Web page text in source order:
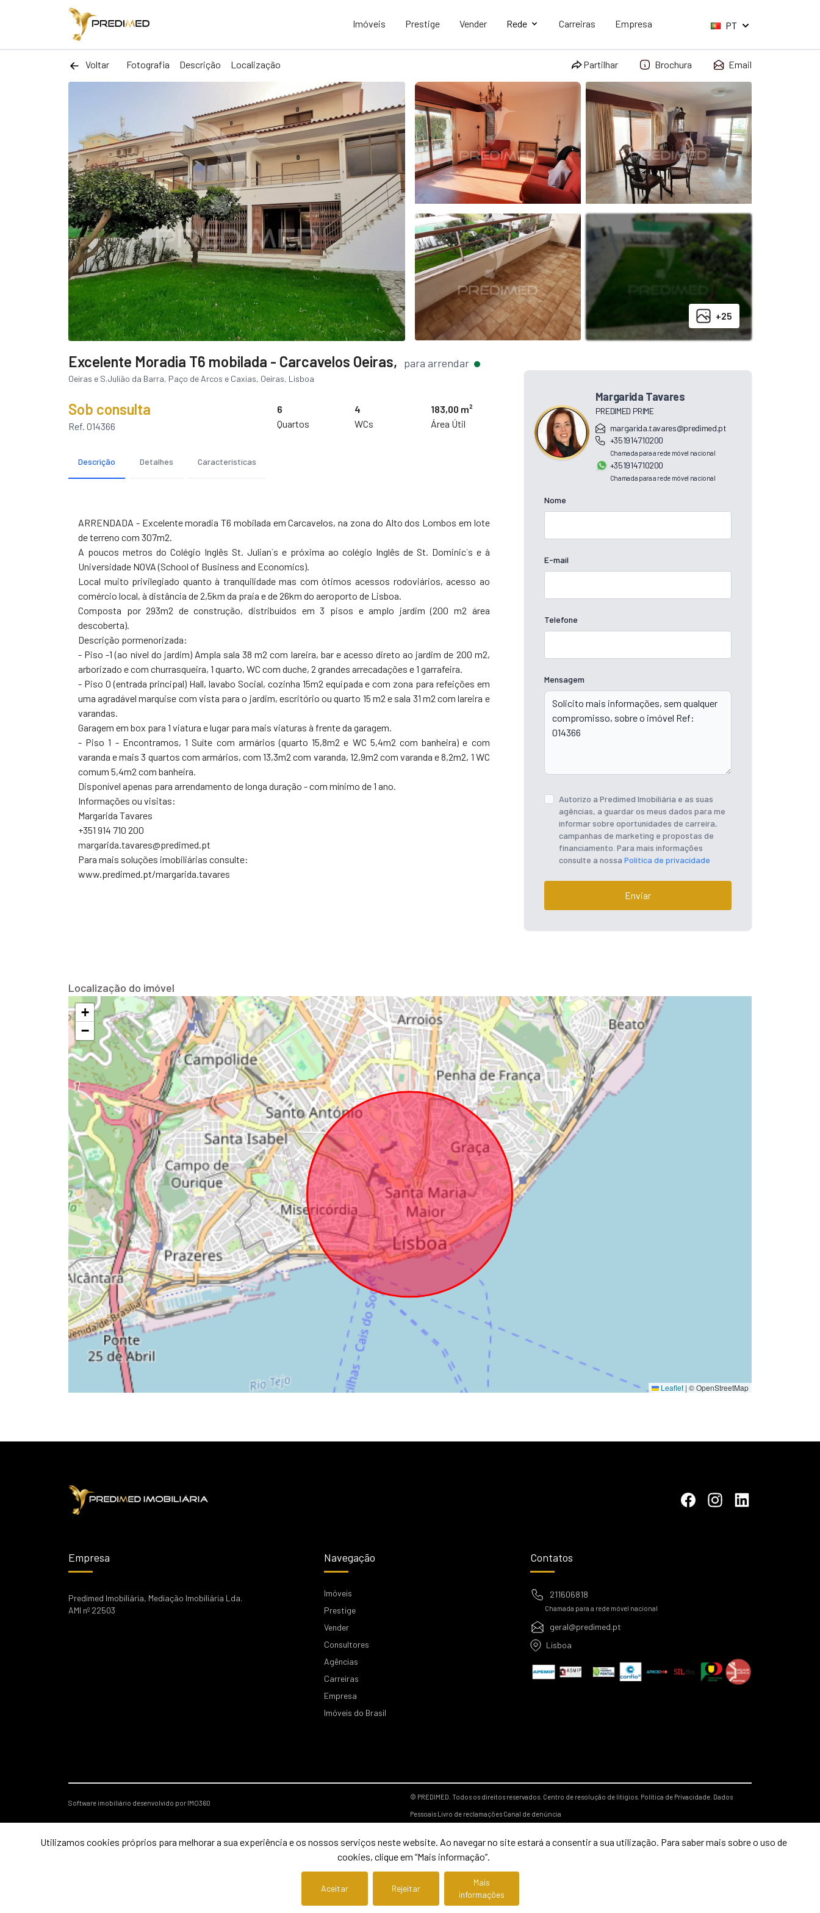
Imóveis Prestige Vender Rede Carreiras Empresa PT
Voltar Fotografia Descrição Localização Partilhar Brochura Email
+25
Excelente Moradia T6 mobilada - Carcavelos Oeiras, para arrendar
Oeiras e S.Julião da Barra, Paço de Arcos e Caxias, Oeiras, Lisboa
Sob consulta
Ref. 014366
6
Quartos
4
WCs
183,00 m²
Área Útil
Descrição Detalhes Características
ARRENDADA - Excelente moradia T6 mobilada em Carcavelos, na zona do Alto dos Lombos em lote
de terreno com 307m2.
A poucos metros do Colégio Inglês St. Julian´s e próxima ao colégio Inglês de St. Dominic´s e à
Universidade NOVA (School of Business and Economics).
Local muito privilegiado quanto à tranquilidade mas com ótimos acessos rodoviários, acesso ao
comércio local, à distância de 2,5km da praia e de 26km do aeroporto de Lisboa.
Composta por 293m2 de construção, distribuídos em 3 pisos e amplo jardim (200 m2 área
descoberta).
Descrição pormenorizada:
- Piso -1 (ao nível do jardim) Ampla sala 38 m2 com lareira, bar e acesso direto ao jardim de 200 m2,
arborizado e com churrasqueira, 1 quarto, WC com duche, 2 grandes arrecadações e 1 garrafeira.
- Piso 0 (entrada principal) Hall, lavabo Social, cozinha 15m2 equipada e com zona para refeições em
uma agradável marquise com vista para o jardim, escritório ou quarto 15 m2 e sala 31 m2 com lareira e
varandas.
Garagem em box para 1 viatura e lugar para mais viaturas à frente da garagem.
- Piso 1 - Encontramos, 1 Suíte com armários (quarto 15,8m2 e WC 5,4m2 com banheira) e com
varanda e mais 3 quartos com armários, com 13,3m2 com varanda, 12,9m2 com varanda e 8,2m2, 1 WC
comum 5,4m2 com banheira.
Disponível apenas para arrendamento de longa duração - com mínimo de 1 ano.
Informações ou visitas:
Margarida Tavares
+351 914 710 200
margarida.tavares@predimed.pt
Para mais soluções imobiliárias consulte:
www.predimed.pt/margarida.tavares
Margarida Tavares
PREDIMED PRIME
margarida.tavares@predimed.pt
+351914710200
Chamada para a rede móvel nacional
+351914710200
Chamada para a rede móvel nacional
Nome
E-mail
Telefone
Mensagem
Autorizo a Predimed Imobiliária e as suas
agências, a guardar os meus dados para me
informar sobre oportunidades de carreira,
campanhas de marketing e propostas de
financiamento. Para mais informações
consulte a nossa Política de privacidade
Enviar
Localização do imóvel
+
−
Leaflet | © OpenStreetMap
Empresa
Predimed Imobiliária, Mediação Imobiliária Lda.
AMI nº 22503
Navegação
Imóveis
Prestige
Vender
Consultores
Agências
Carreiras
Empresa
Imóveis do Brasil
Contatos
211606818
Chamada para a rede móvel nacional
geral@predimed.pt
Lisboa
Software imobiliário desenvolvido por IMO360
© PREDIMED. Todos os direitos reservados. Centro de resolução de litígios. Política de Privacidade. Dados
PessoaisLivro de reclamações Canal de denúncia
Utilizamos cookies próprios para melhorar a sua experiência e os nossos serviços neste website. Ao navegar no site estará a consentir a sua utilização. Para saber mais sobre o uso de
cookies, clique em “Mais informação”.
Aceitar Rejeitar
Mais
informações